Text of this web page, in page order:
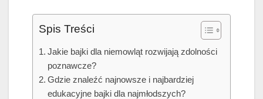
Spis Treści
Jakie bajki dla niemowląt rozwijają zdolności
poznawcze?
Gdzie znaleźć najnowsze i najbardziej
edukacyjne bajki dla najmłodszych?